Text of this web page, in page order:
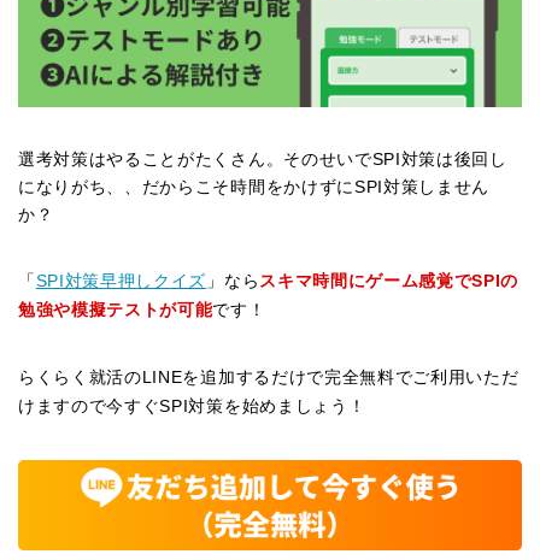
選考対策はやることがたくさん。そのせいでSPI対策は後回し
になりがち、、だからこそ時間をかけずにSPI対策しません
か？
「 SPI対策早押しクイズ 」なら スキマ時間にゲーム感覚でSPIの
勉強や模擬テストが可能です！
らくらく就活のLINEを追加するだけで完全無料でご利用いただ
けますので今すぐSPI対策を始めましょう！